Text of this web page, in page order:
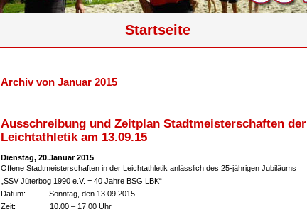
Startseite
Archiv von Januar 2015
Ausschreibung und Zeitplan Stadtmeisterschaften der
Leichtathletik am 13.09.15
Dienstag, 20.Januar 2015
Offene Stadtmeisterschaften in der Leichtathletik anlässlich des 25-jährigen Jubiläums
„SSV Jüterbog 1990 e.V. = 40 Jahre BSG LBK“
Datum: Sonntag, den 13.09.2015
Zeit: 10.00 – 17.00 Uhr